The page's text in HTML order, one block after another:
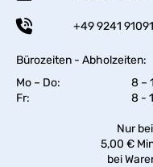
+49 9241
Bürozeiten - Abholzeiten:
Mo – Do:
8 –
Fr:
8 -
Nur
5,00 €
bei